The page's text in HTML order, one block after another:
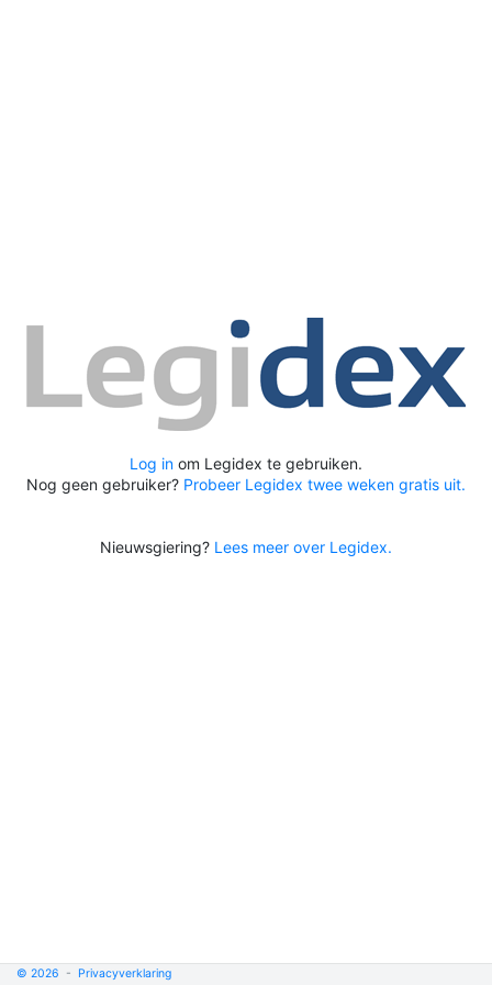
Log in om Legidex te gebruiken.
Nog geen gebruiker? Probeer Legidex twee weken gratis uit.
Nieuwsgiering? Lees meer over Legidex.
© 2026 - Privacyverklaring